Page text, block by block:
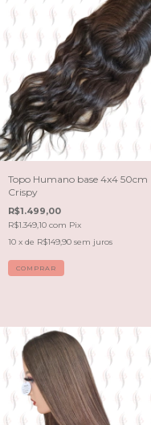
Topo Humano base 4x4 50cm
Crispy
R$1.499,00
R$1.349,10 com Pix
10 x de R$149,90 sem juros
COMPRAR